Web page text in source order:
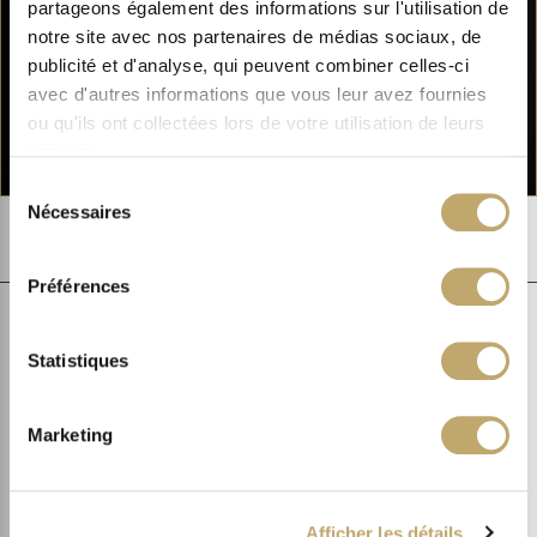
partageons également des informations sur l'utilisation de
notre site avec nos partenaires de médias sociaux, de
publicité et d'analyse, qui peuvent combiner celles-ci
avec d'autres informations que vous leur avez fournies
ou qu'ils ont collectées lors de votre utilisation de leurs
Nécessaires
Préférences
Statistiques
Marketing
Afficher les détails
Nous vous mettons en garde contre les ventes de produits Sothys qui
en dehors de notre réseau de revendeurs vous vous
: produits professionnels non destinés à un